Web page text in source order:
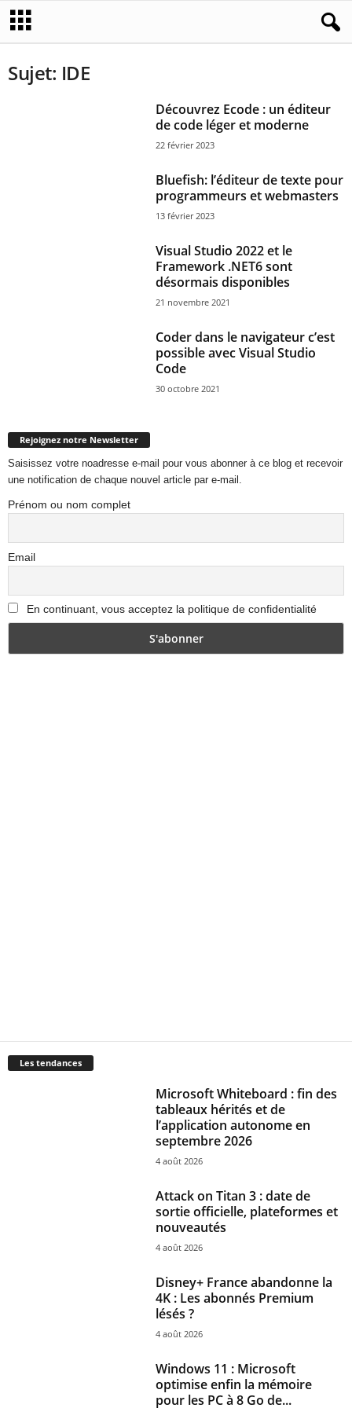
Sujet: IDE
Découvrez Ecode : un éditeur
de code léger et moderne
22 février 2023
Bluefish: l’éditeur de texte pour
programmeurs et webmasters
13 février 2023
Visual Studio 2022 et le
Framework .NET6 sont
désormais disponibles
21 novembre 2021
Coder dans le navigateur c’est
possible avec Visual Studio
Code
30 octobre 2021
Rejoignez notre Newsletter
Saisissez votre noadresse e-mail pour vous abonner à ce blog et recevoir
une notification de chaque nouvel article par e-mail.
Prénom ou nom complet
Email
En continuant, vous acceptez la politique de confidentialité
Les tendances
Microsoft Whiteboard : fin des
tableaux hérités et de
l’application autonome en
septembre 2026
4 août 2026
Attack on Titan 3 : date de
sortie officielle, plateformes et
nouveautés
4 août 2026
Disney+ France abandonne la
4K : Les abonnés Premium
lésés ?
4 août 2026
Windows 11 : Microsoft
optimise enfin la mémoire
pour les PC à 8 Go de...